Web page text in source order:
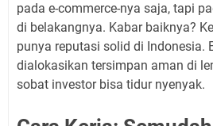
pada e-commerce-nya saja, tapi
di belakangnya. Kabar baiknya?
punya reputasi solid di Indonesia.
dialokasikan tersimpan aman di
sobat investor bisa tidur nyenyak.